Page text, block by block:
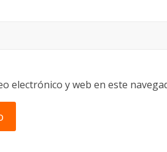
electrónico y web en este